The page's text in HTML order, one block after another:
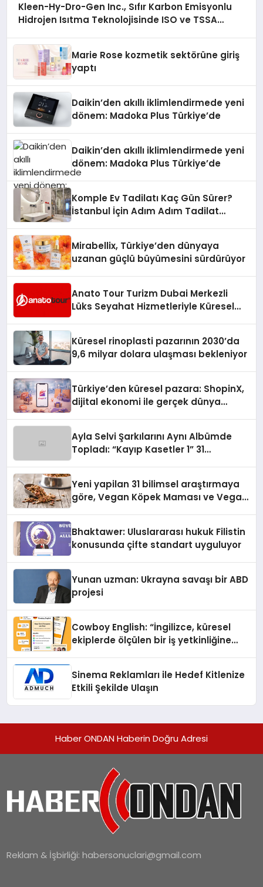
Kleen-Hy-Dro-Gen Inc., Sıfır Karbon Emisyonlu
Hidrojen Isıtma Teknolojisinde ISO ve TSSA
Marie Rose kozmetik sektörüne giriş
yaptı
Daikin’den akıllı iklimlendirmede yeni
dönem: Madoka Plus Türkiye’de
Daikin’den akıllı iklimlendirmede yeni
dönem: Madoka Plus Türkiye’de
Komple Ev Tadilatı Kaç Gün Sürer?
İstanbul İçin Adım Adım Tadilat
Mirabellix, Türkiye’den dünyaya
uzanan güçlü büyümesini sürdürüyor
Anato Tour Turizm Dubai Merkezli
Lüks Seyahat Hizmetleriyle Küresel
Küresel rinoplasti pazarının 2030’da
9,6 milyar dolara ulaşması bekleniyor
Türkiye’den küresel pazara: ShopinX,
dijital ekonomi ile gerçek dünya
Ayla Selvi Şarkılarını Aynı Albümde
Topladı: “Kayıp Kasetler 1” 31
Yeni yapilan 31 bilimsel araştırmaya
göre, Vegan Köpek Maması ve Vegan
Bhaktawer: Uluslararası hukuk Filistin
konusunda çifte standart uyguluyor
Yunan uzman: Ukrayna savaşı bir ABD
projesi
Cowboy English: “İngilizce, küresel
ekiplerde ölçülen bir iş yetkinliğine
Sinema Reklamları ile Hedef Kitlenize
Etkili Şekilde Ulaşın
Haber ONDAN Haberin Doğru Adresi
Reklam & İşbirliği:habersonuclari@gmail.com